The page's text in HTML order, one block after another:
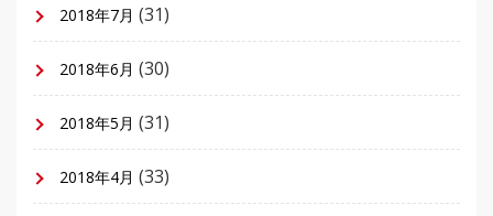
2018年7月 (31)
2018年6月 (30)
2018年5月 (31)
2018年4月 (33)